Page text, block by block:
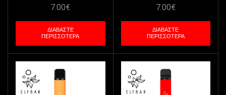
7.00€
ΔΙΑΒΆΣΤΕ
ΠΕΡΙΣΣΌΤΕΡΑ
7.00€
ΔΙΑΒΆΣΤΕ
ΠΕΡΙΣΣΌΤΕΡΑ